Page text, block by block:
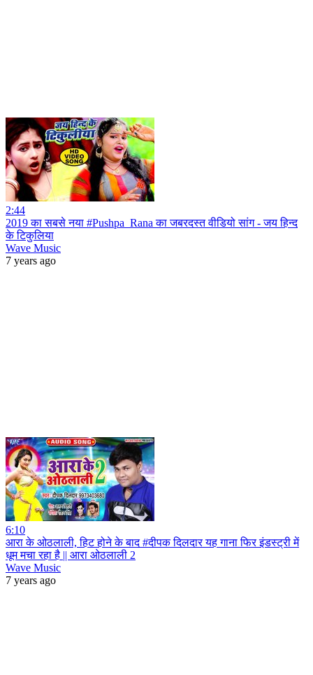
2:44
2019 का सबसे नया #Pushpa_Rana का जबरदस्त वीडियो सांग - जय हिन्द
के टिकुलिया
Wave Music
7 years ago
6:10
आरा के ओठलाली, हिट होने के बाद #दीपक दिलदार यह गाना फिर इंडस्ट्री में
धूम मचा रहा है || आरा ओठलाली 2
Wave Music
7 years ago